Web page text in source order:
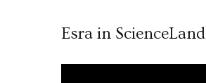
Esra in ScienceLand